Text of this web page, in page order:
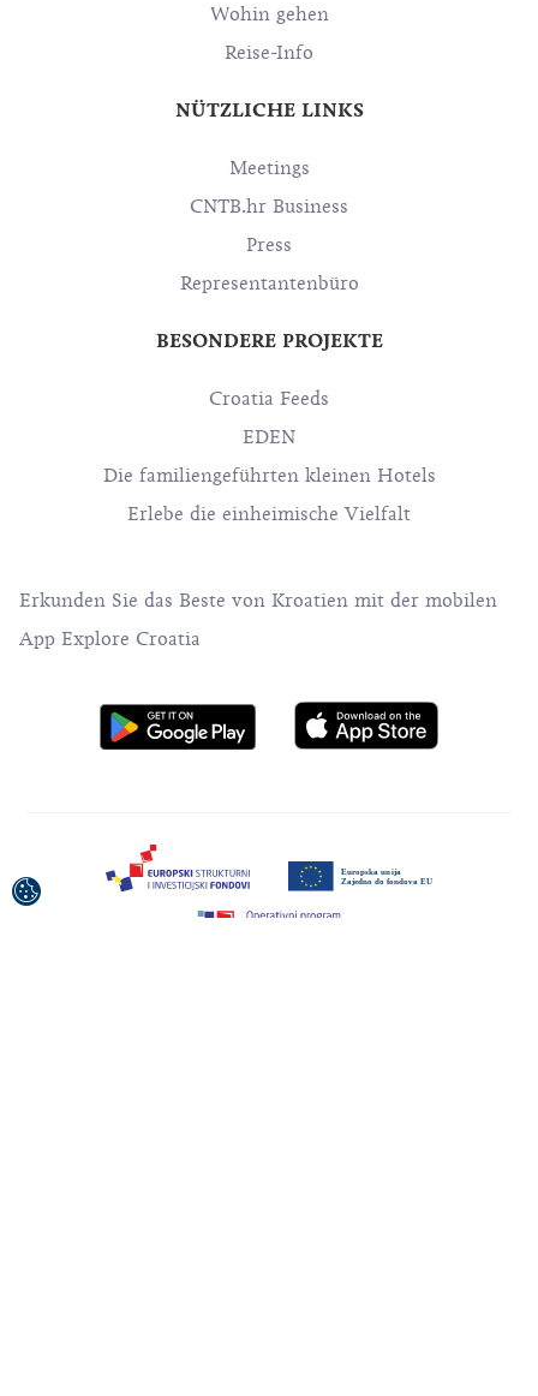
Wohin gehen
Reise-Info
NÜTZLICHE LINKS
Meetings
CNTB.hr Business
Press
Representantenbüro
BESONDERE PROJEKTE
Croatia Feeds
EDEN
Die familiengeführten kleinen Hotels
Erlebe die einheimische Vielfalt
Erkunden Sie das Beste von Kroatien mit der mobilen
App Explore Croatia